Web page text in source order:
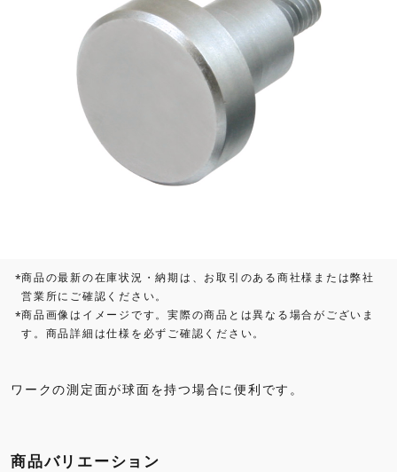
*商品の最新の在庫状況・納期は、お取引のある商社様または弊社
営業所にご確認ください。
*商品画像はイメージです。実際の商品とは異なる場合がございま
す。商品詳細は仕様を必ずご確認ください。
ワークの測定面が球面を持つ場合に便利です。
商品バリエーション